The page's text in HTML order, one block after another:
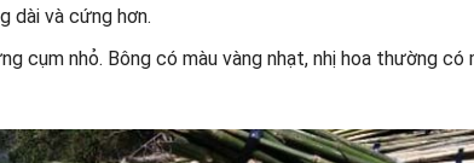
dài và cứng hơn.
cụm nhỏ. Bông có màu vàng nhạt, nhị hoa thường có